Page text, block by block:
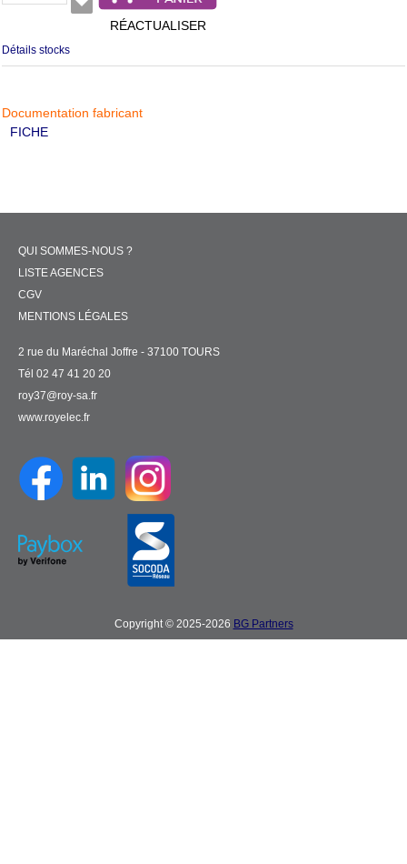
RÉACTUALISER
Détails stocks
Documentation fabricant
FICHE
QUI SOMMES-NOUS ?
LISTE AGENCES
CGV
MENTIONS LÉGALES
2 rue du Maréchal Joffre - 37100 TOURS
Tél 02 47 41 20 20
roy37@roy-sa.fr
www.royelec.fr
Copyright © 2025-2026 BG Partners